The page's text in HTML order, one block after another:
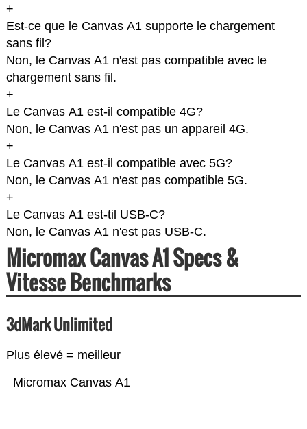
+
Est-ce que le Canvas A1 supporte le chargement
sans fil?
Non, le Canvas A1 n'est pas compatible avec le
chargement sans fil.
+
Le Canvas A1 est-il compatible 4G?
Non, le Canvas A1 n'est pas un appareil 4G.
+
Le Canvas A1 est-il compatible avec 5G?
Non, le Canvas A1 n'est pas compatible 5G.
+
Le Canvas A1 est-til USB-C?
Non, le Canvas A1 n'est pas USB-C.
Micromax Canvas A1 Specs &
Vitesse Benchmarks
3dMark Unlimited
Plus élevé = meilleur
Micromax Canvas A1